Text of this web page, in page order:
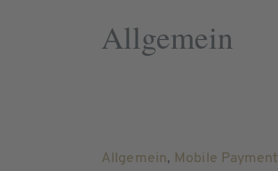
Allgemein
Allgemein, Mobile Payment